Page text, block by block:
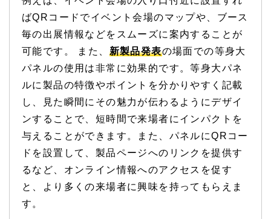
ばQRコードでイベント会場のマップや、ブース
毎の出展情報などをスムーズに案内することが
可能です。 また、 新製品発表の場面での等身大
パネルの使用は非常に効果的です。等身大パネ
ルに製品の特徴やポイントを分かりやすく記載
し、見た瞬間にその魅力が伝わるようにデザイ
ンすることで、短時間で来場者にインパクトを
与えることができます。また、パネルにQRコー
ドを設置して、製品ページへのリンクを提供す
るなど、オンライン情報へのアクセスを促す
と、より多くの来場者に興味を持ってもらえま
す。